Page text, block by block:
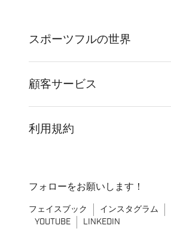
スポーツフルの世界
顧客サービス
利用規約
フォローをお願いします！
フェイスブック インスタグラム
YOUTUBE
LINKEDIN